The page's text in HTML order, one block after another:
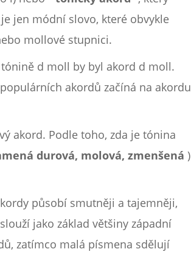
jen módní slovo, které obvykle
mollové stupnici.
d moll by byl akord d moll.
akordů začíná na akordu
akord. Podle toho, zda je tónina
durová, molová, zmenšená )
působí smutněji a tajemněji,
jako základ většiny západní
zatímco malá písmena sdělují